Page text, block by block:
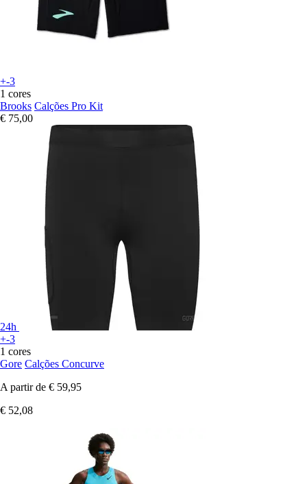
+-3
1 cores
Brooks Calções Pro Kit
€ 75,00
24h
+-3
1 cores
Gore Calções Concurve
A partir de € 59,95
€ 52,08